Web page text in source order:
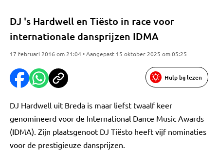
DJ 's Hardwell en Tiësto in race voor
internationale dansprijzen IDMA
17 februari 2016 om 21:04 • Aangepast 15 oktober 2025 om 05:25
Hulp bij lezen
DJ Hardwell uit Breda is maar liefst twaalf keer
genomineerd voor de International Dance Music Awards
(IDMA). Zijn plaatsgenoot DJ Tiësto heeft vijf nominaties
voor de prestigieuze dansprijzen.